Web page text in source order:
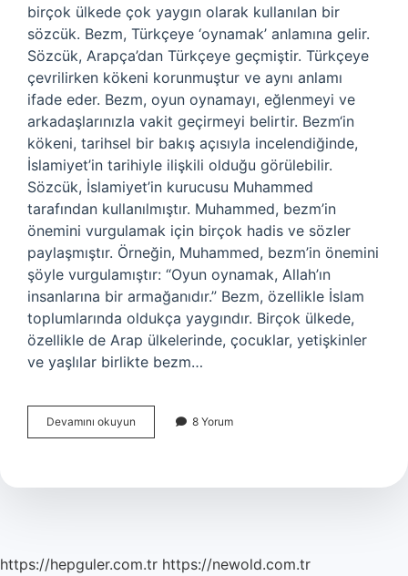
birçok ülkede çok yaygın olarak kullanılan bir
sözcük. Bezm, Türkçeye ‘oynamak’ anlamına gelir.
Sözcük, Arapça’dan Türkçeye geçmiştir. Türkçeye
çevrilirken kökeni korunmuştur ve aynı anlamı
ifade eder. Bezm, oyun oynamayı, eğlenmeyi ve
arkadaşlarınızla vakit geçirmeyi belirtir. Bezm‘in
kökeni, tarihsel bir bakış açısıyla incelendiğinde,
İslamiyet’in tarihiyle ilişkili olduğu görülebilir.
Sözcük, İslamiyet’in kurucusu Muhammed
tarafından kullanılmıştır. Muhammed, bezm’in
önemini vurgulamak için birçok hadis ve sözler
paylaşmıştır. Örneğin, Muhammed, bezm’in önemini
şöyle vurgulamıştır: “Oyun oynamak, Allah’ın
insanlarına bir armağanıdır.” Bezm, özellikle İslam
toplumlarında oldukça yaygındır. Birçok ülkede,
özellikle de Arap ülkelerinde, çocuklar, yetişkinler
ve yaşlılar birlikte bezm…
Devamını okuyun
ne
8 Yorum
https://hepguler.com.tr https://newold.com.tr